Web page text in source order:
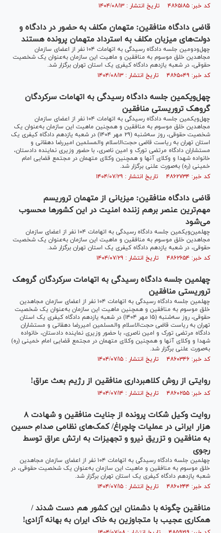
کد خبر: ۴۸۶۵۱۸۵ تاریخ انتشار : ۱۴۰۴/۰۸/۱۳
قاضی دادگاه منافقین: متهمان مکلف به حضور در دادگاه و
دولت‌های میزبان مکلف به استرداد متهمان پرونده هستند
چهل‌ودومین جلسه دادگاه رسیدگی به اتهامات ۱۰۴ نفر از اعضای سازمان
مجاهدین خلق موسوم به منافقین و ماهیت این سازمان به‌عنوان یک شخصیت
حقوقی، در شعبه یازدهم دادگاه کیفری یک استان تهران برگزار شد.
کد خبر: ۴۸۶۵۰۴۹ تاریخ انتشار : ۱۴۰۴/۰۸/۱۳
چهل‌و‌یکمین جلسه دادگاه رسیدگی به اتهامات سرکردگان
گروهک تروریستی منافقین
چهل‌و‌یکمین جلسه دادگاه رسیدگی به اتهامات ۱۰۴ نفر از اعضای سازمان
مجاهدین خلق موسوم به منافقین و همچنین ماهیت این سازمان به‌عنوان یک
شخصیت حقوقی، روز سه‌شنبه (۲۹ مهر ۱۴۰۴) در شعبه یازدهم دادگاه کیفری یک
استان تهران به ریاست قاضی حجت‌الاسلام والمسلمین امیررضا دهقانی و
مستشاران دادگاه مرتضی تورک و امین ناصری، با حضور وزیری نماینده دادستان،
خانواده شهدا و وکلای آنها و همچنین وکلای متهمان در مجتمع قضایی امام
خمینی (ره) به‌صورت علنی برگزار شد.
کد خبر: ۴۸۶۲۷۳۴ تاریخ انتشار : ۱۴۰۴/۰۷/۲۹
قاضی دادگاه منافقین: میزبانی از متهمان تروریسم
مهم‌ترین عنصر برهم زننده امنیت در این کشور‌ها محسوب
می‌شود
چهلمین‌ویکمین جلسه دادگاه رسیدگی به اتهامات ۱۰۴ نفر از اعضای سازمان
مجاهدین خلق موسوم به منافقین و ماهیت این سازمان به‌عنوان یک شخصیت
حقوقی، در شعبه یازدهم دادگاه کیفری یک استان تهران برگزار شد.
کد خبر: ۴۸۶۲۶۵۴ تاریخ انتشار : ۱۴۰۴/۰۷/۲۹
چهلمین جلسه دادگاه رسیدگی به اتهامات سرکردگان گروهک
تروریستی منافقین
چهلمین جلسه دادگاه رسیدگی به اتهامات ۱۰۴ نفر از اعضای سازمان مجاهدین
خلق موسوم به منافقین و همچنین ماهیت این سازمان به‌عنوان یک شخصیت
حقوقی، روز سه‌شنبه (۱۵ مهر ۱۴۰۴) در شعبه یازدهم دادگاه کیفری یک استان
تهران به ریاست قاضی حجت‌الاسلام والمسلمین امیررضا دهقانی و مستشاران
دادگاه مرتضی تورک و امین ناصری، با حضور وزیری نماینده دادستان، خانواده
شهدا و وکلای آنها و همچنین وکلای متهمان در مجتمع قضایی امام خمینی (ره)
به‌صورت علنی برگزار شد.
کد خبر: ۴۸۶۰۳۴۶ تاریخ انتشار : ۱۴۰۴/۰۷/۱۵
روایتی از روش کلاهبرداری منافقین از رژیم بعث عراق!
کد خبر: ۴۸۶۰۲۵۵ تاریخ انتشار : ۱۴۰۴/۰۷/۱۴
روایت وکیل شکات پرونده از جنایت منافقین و شهادت ۸
هزار ایرانی در عملیات چلچراغ/ کمک‌های نظامی صدام حسین
به منافقین و تزریق نیرو و تجهیزات به ارتش عراق توسط
رجوی
چهلمین جلسه دادگاه رسیدگی به اتهامات ۱۰۴ نفر از اعضای سازمان مجاهدین
خلق موسوم به منافقین و ماهیت این سازمان به‌عنوان یک شخصیت حقوقی، در
شعبه یازدهم دادگاه کیفری یک استان تهران برگزار شد.
کد خبر: ۴۸۶۰۲۴۴ تاریخ انتشار : ۱۴۰۴/۰۷/۱۵
منافقین چگونه با دشمنان این کشور هم دست شدند /
همکاری عجیب با متجاوزین به خاک ایران به بهانه آزادی!